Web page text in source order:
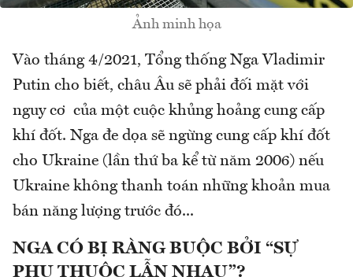
Ảnh minh họa
Vào tháng 4/2021, Tổng thống Nga Vladimir
Putin cho biết, châu Âu sẽ phải đối mặt với
nguy cơ của một cuộc khủng hoảng cung cấp
khí đốt. Nga đe dọa sẽ ngừng cung cấp khí đốt
cho Ukraine (lần thứ ba kể từ năm 2006) nếu
Ukraine không thanh toán những khoản mua
bán năng lượng trước đó...
NGA CÓ BỊ RÀNG BUỘC BỞI “SỰ
PHỤ THUỘC LẪN NHAU”?